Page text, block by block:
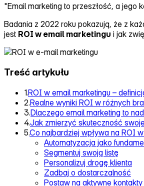
"Email marketing to przeszłość, a jego
Badania z 2022 roku pokazują, że z
jest ROI w email marketingu i jak
Treść artykułu
1.ROI w email marketingu –
2.Realne wyniki ROI w różnych
3.Dlaczego email marketing to
4.Jak zmierzyć skuteczność
5.Co najbardziej wpływa na ROI
Automatyzacja jako
Segmentuj swoją listę
Personalizuj drogę klienta
Zadbaj o dostarczalność
Postaw na aktywne kontakty